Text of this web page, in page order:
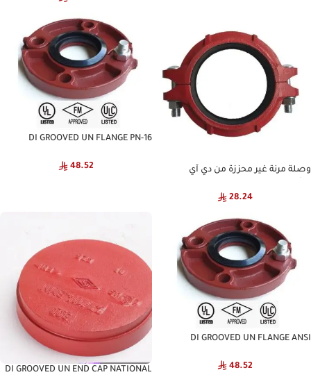
وصلة مرنة غير محززة من دي آي
28.24
DI GROOVED UN FLANGE PN-16
48.52
DI GROOVED UN FLANGE ANSI
48.52
DI GROOVED UN END CAP NATIONAL